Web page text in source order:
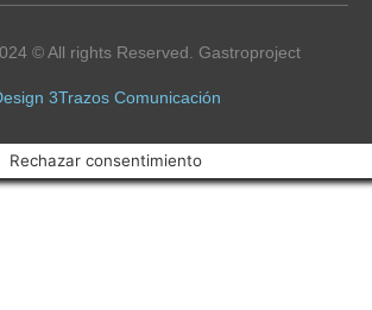
© All rights Reserved. Gastroproject
3Trazos Comunicación
Rechazar consentimiento